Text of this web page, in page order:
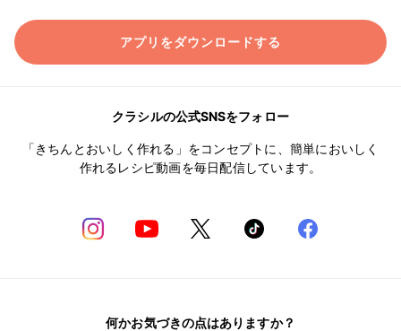
アプリをダウンロードする
クラシルの公式SNSをフォロー
「きちんとおいしく作れる」をコンセプトに、簡単においしく
作れるレシピ動画を毎日配信しています。
何かお気づきの点はありますか？